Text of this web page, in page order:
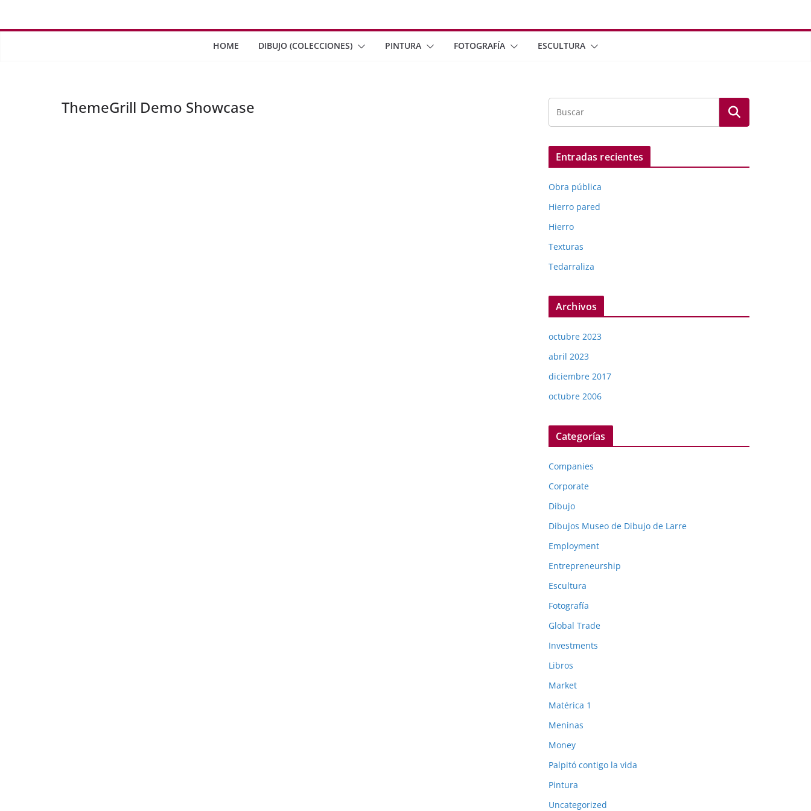
HOME DIBUJO (COLECCIONES) PINTURA FOTOGRAFÍA ESCULTURA
ThemeGrill Demo Showcase
Entradas recientes
Obra pública
Hierro pared
Hierro
Texturas
Tedarraliza
Archivos
octubre 2023
abril 2023
diciembre 2017
octubre 2006
Categorías
Companies
Corporate
Dibujo
Dibujos Museo de Dibujo de Larre
Employment
Entrepreneurship
Escultura
Fotografía
Global Trade
Investments
Libros
Market
Matérica 1
Meninas
Money
Palpitó contigo la vida
Pintura
Uncategorized